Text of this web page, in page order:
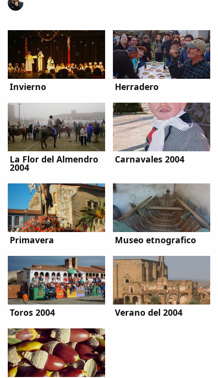
Dichos
Cancionero Local
Apodos
Peñas
La palra
Modo oscuro
Invierno Herradero
La Flor del Almendro
2004
Carnavales 2004
Primavera Museo etnografico
Toros 2004 Verano del 2004